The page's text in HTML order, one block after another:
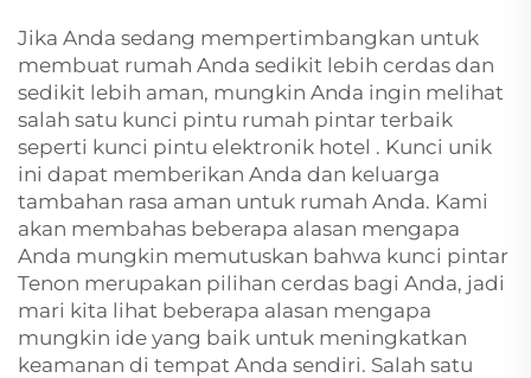
Jika Anda sedang mempertimbangkan untuk
membuat rumah Anda sedikit lebih cerdas dan
sedikit lebih aman, mungkin Anda ingin melihat
salah satu kunci pintu rumah pintar terbaik
seperti kunci pintu elektronik hotel . Kunci unik
ini dapat memberikan Anda dan keluarga
tambahan rasa aman untuk rumah Anda. Kami
akan membahas beberapa alasan mengapa
Anda mungkin memutuskan bahwa kunci pintar
Tenon merupakan pilihan cerdas bagi Anda, jadi
mari kita lihat beberapa alasan mengapa
mungkin ide yang baik untuk meningkatkan
keamanan di tempat Anda sendiri. Salah satu